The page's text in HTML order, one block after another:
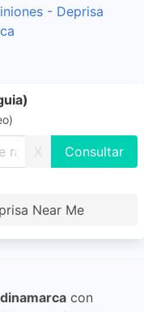
- Deprisa
X
Near Me
con